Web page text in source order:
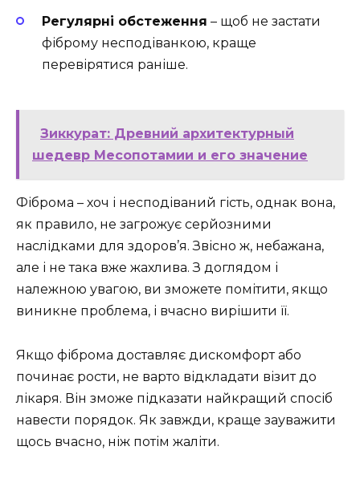
Регулярні обстеження – щоб не застати
фіброму несподіванкою, краще
перевірятися раніше.
Зиккурат: Древний архитектурный
шедевр Месопотамии и его значение
Фіброма – хоч і несподіваний гість, однак вона,
як правило, не загрожує серйозними
наслідками для здоров’я. Звісно ж, небажана,
але і не така вже жахлива. З доглядом і
належною увагою, ви зможете помітити, якщо
виникне проблема, і вчасно вирішити її.
Якщо фіброма доставляє дискомфорт або
починає рости, не варто відкладати візит до
лікаря. Він зможе підказати найкращий спосіб
навести порядок. Як завжди, краще зауважити
щось вчасно, ніж потім жаліти.